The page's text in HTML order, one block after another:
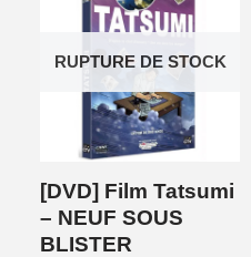
RUPTURE DE STOCK
[DVD] Film Tatsumi
– NEUF SOUS
BLISTER